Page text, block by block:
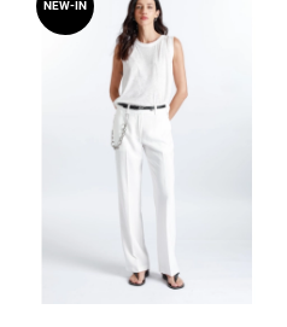
NEW-IN